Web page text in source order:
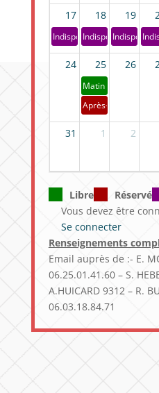
17
Indisponible
18
Indisponible
19
Indisponible
24 25
Matin
Après-midi
26
31 1 2
Libre Réservé
Vous devez être
Se connecter
Renseignements
Email auprès de :- E.
06.25.01.41.60 – S.
A.HUICARD 9312 – R.
06.03.18.84.71